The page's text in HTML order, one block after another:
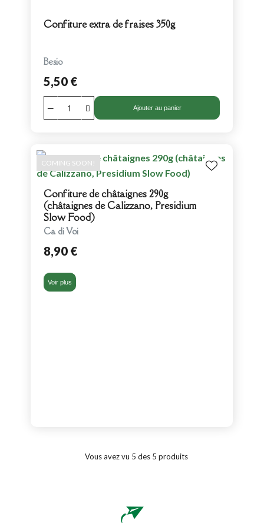
Confiture extra de fraises 350g
Besio
5,50 €
Ajouter au panier
Confiture de châtaignes 290g
(châtaignes de Calizzano, Presidium
Slow Food)
Ca di Voi
8,90 €
Voir plus
COMING SOON!
Vous avez vu 5 des 5 produits